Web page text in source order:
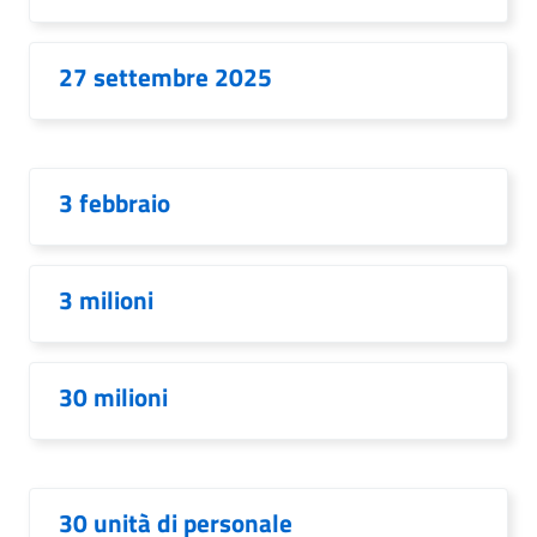
27 settembre 2025
3 febbraio
3 milioni
30 milioni
30 unità di personale